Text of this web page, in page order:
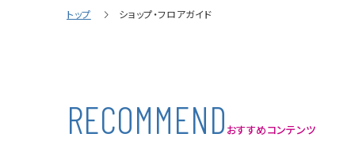
トップ ショップ・フロアガイド
RECOMMEND おすすめコンテンツ